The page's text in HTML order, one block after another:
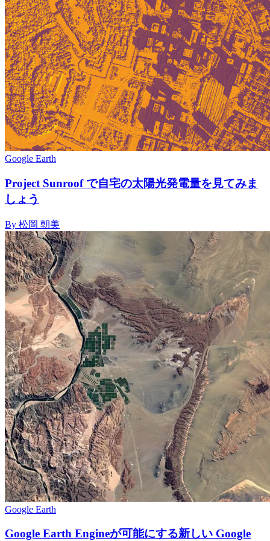
Google Earth
Project Sunroof で自宅の太陽光発電量を見てみま
しょう
By 松岡 朝美
Google Earth
Google Earth Engineが可能にする新しい Google